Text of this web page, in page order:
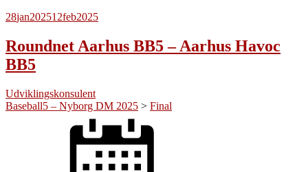
28jan202512feb2025
Roundnet Aarhus BB5 – Aarhus Havoc
BB5
Udviklingskonsulent
Baseball5 – Nyborg DM 2025 > Final